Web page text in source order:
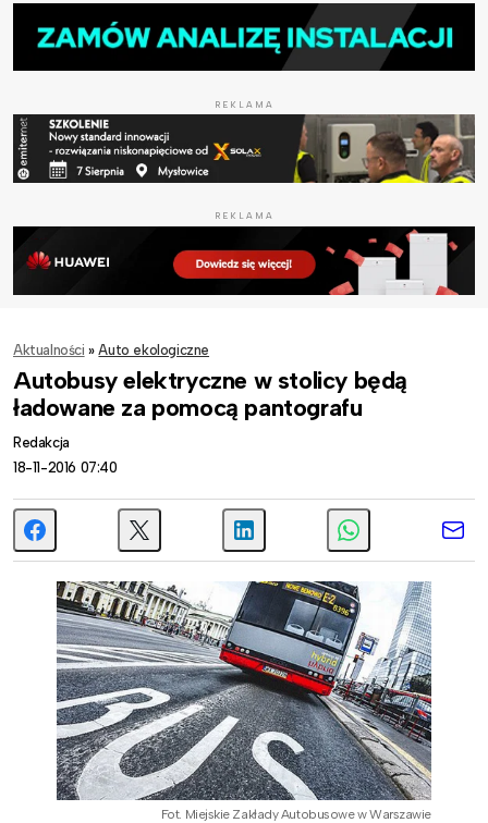
REKLAMA
REKLAMA
Aktualności » Auto ekologiczne
Autobusy elektryczne w stolicy będą
ładowane za pomocą pantografu
Redakcja
18-11-2016 07:40
Fot. Miejskie Zakłady Autobusowe w Warszawie